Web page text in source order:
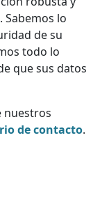
Sabemos lo
de su
todo lo
que sus datos
nuestros
de contacto.